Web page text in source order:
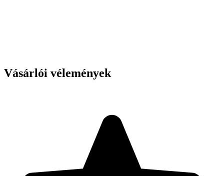
Vásárlói vélemények